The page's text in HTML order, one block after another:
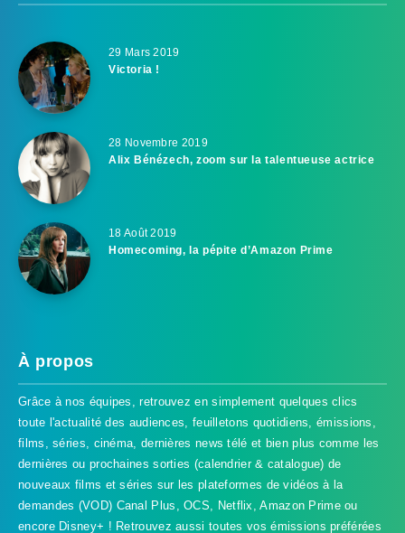
29 Mars 2019
Victoria !
28 Novembre 2019
Alix Bénézech, zoom sur la talentueuse actrice
18 Août 2019
Homecoming, la pépite d’Amazon Prime
À propos
Grâce à nos équipes, retrouvez en simplement quelques clics
toute l'actualité des audiences, feuilletons quotidiens, émissions,
films, séries, cinéma, dernières news télé et bien plus comme les
dernières ou prochaines sorties (calendrier & catalogue) de
nouveaux films et séries sur les plateformes de vidéos à la
demandes (VOD) Canal Plus, OCS, Netflix, Amazon Prime ou
encore Disney+ ! Retrouvez aussi toutes vos émissions préférées